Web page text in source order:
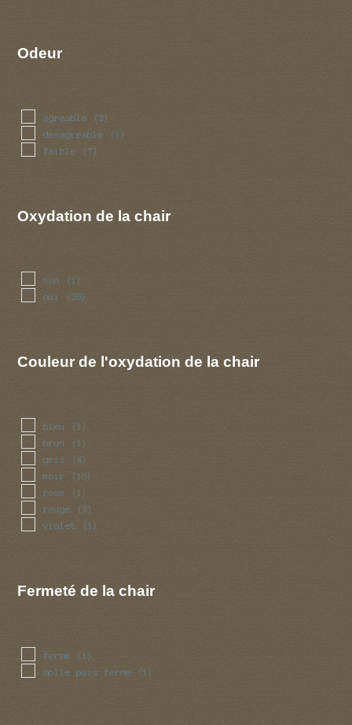
Odeur
agreable (2)
desagreable (1)
faible (7)
Oxydation de la chair
non (1)
oui (20)
Couleur de l'oxydation de la chair
bleu (1)
brun (1)
gris (4)
noir (18)
rose (1)
rouge (3)
violet (1)
Fermeté de la chair
ferme (1)
molle puis ferme (1)